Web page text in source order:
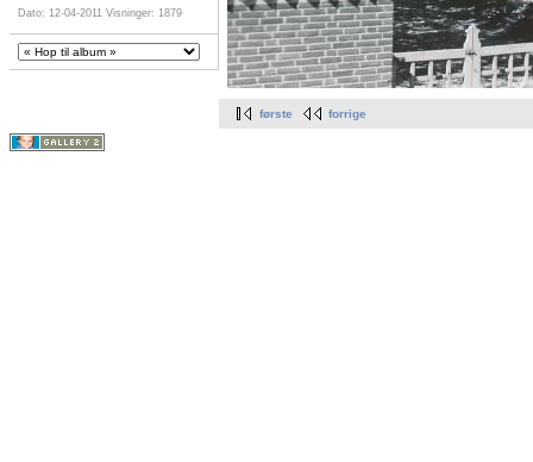
Dato: 12-04-2011 Visninger: 1879
første forrige